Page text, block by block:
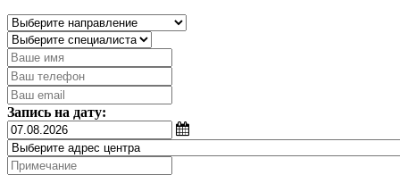
Запись на дату: